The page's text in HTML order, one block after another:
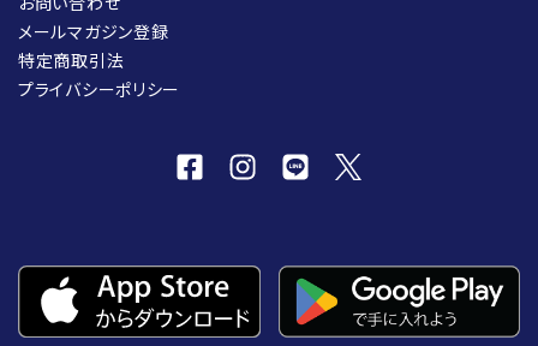
メールマガジン登録
特定商取引法
プライバシーポリシー